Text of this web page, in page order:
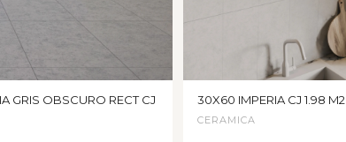
GRIS OBSCURO RECT CJ
30X60 IMPERIA CJ 1.98 M2
CERAMICA